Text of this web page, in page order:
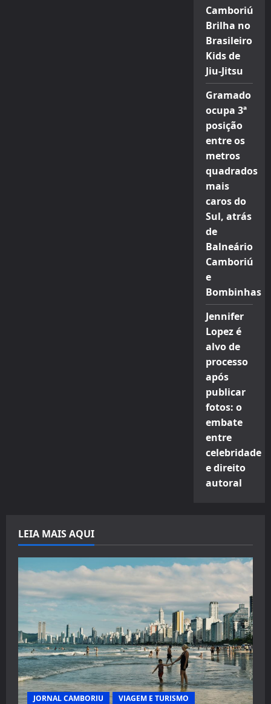
Camboriú
Brilha no
Brasileiro
Kids de
Jiu-Jitsu
Gramado
ocupa 3ª
posição
entre os
metros
quadrados
mais
caros do
Sul, atrás
de
Balneário
Camboriú
e
Bombinhas
Jennifer
Lopez é
alvo de
processo
após
publicar
fotos: o
embate
entre
celebridade
e direito
autoral
LEIA MAIS AQUI
JORNAL CAMBORIU VIAGEM E TURISMO